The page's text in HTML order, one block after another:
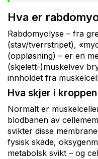
Hva er
Rabdomyolyse – fra
(stav/tverrstripet),
(oppløsning) – er en
(skjelett-)muskelvev
innholdet fra
Hva skjer i
Normalt er
blodbanen av
svikter disse
fysisk skade,
metabolsk svikt – og